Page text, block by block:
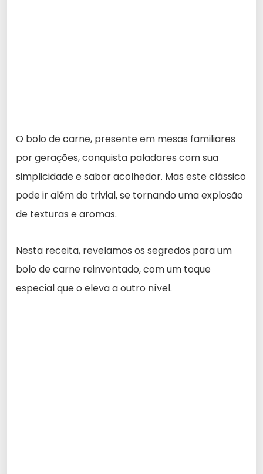
O bolo de carne, presente em mesas familiares
por gerações, conquista paladares com sua
simplicidade e sabor acolhedor. Mas este clássico
pode ir além do trivial, se tornando uma explosão
de texturas e aromas.
Nesta receita, revelamos os segredos para um
bolo de carne reinventado, com um toque
especial que o eleva a outro nível.